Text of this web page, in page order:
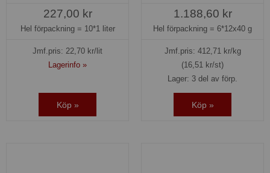
227,00 kr
Hel förpackning = 10*1 liter
Jmf.pris: 22,70 kr/lit
Lagerinfo »
Köp »
1.188,60 kr
Hel förpackning = 6*12x40 g
Jmf.pris: 412,71 kr/kg
(16,51 kr/st)
Lager: 3 del av förp.
Köp »